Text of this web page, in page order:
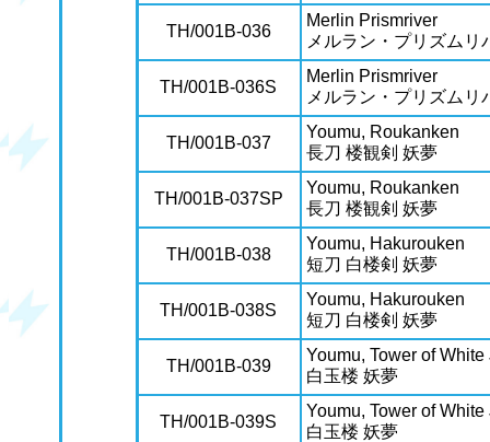
TH/001B-036
Merlin Prismriver
メルラン・プリズムリ
TH/001B-036S
Merlin Prismriver
メルラン・プリズムリ
TH/001B-037
Youmu, Roukanken
長刀 楼観剣 妖夢
TH/001B-037SP
Youmu, Roukanken
長刀 楼観剣 妖夢
TH/001B-038
Youmu, Hakurouken
短刀 白楼剣 妖夢
TH/001B-038S
Youmu, Hakurouken
短刀 白楼剣 妖夢
TH/001B-039
Youmu, Tower of White
白玉楼 妖夢
TH/001B-039S
Youmu, Tower of White
白玉楼 妖夢